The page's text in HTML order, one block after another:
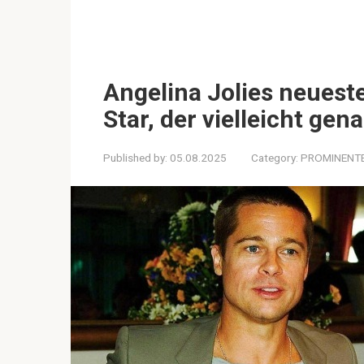
Angelina Jolies
Star, der vielleicht
Published by: 05.08.2025 Category: